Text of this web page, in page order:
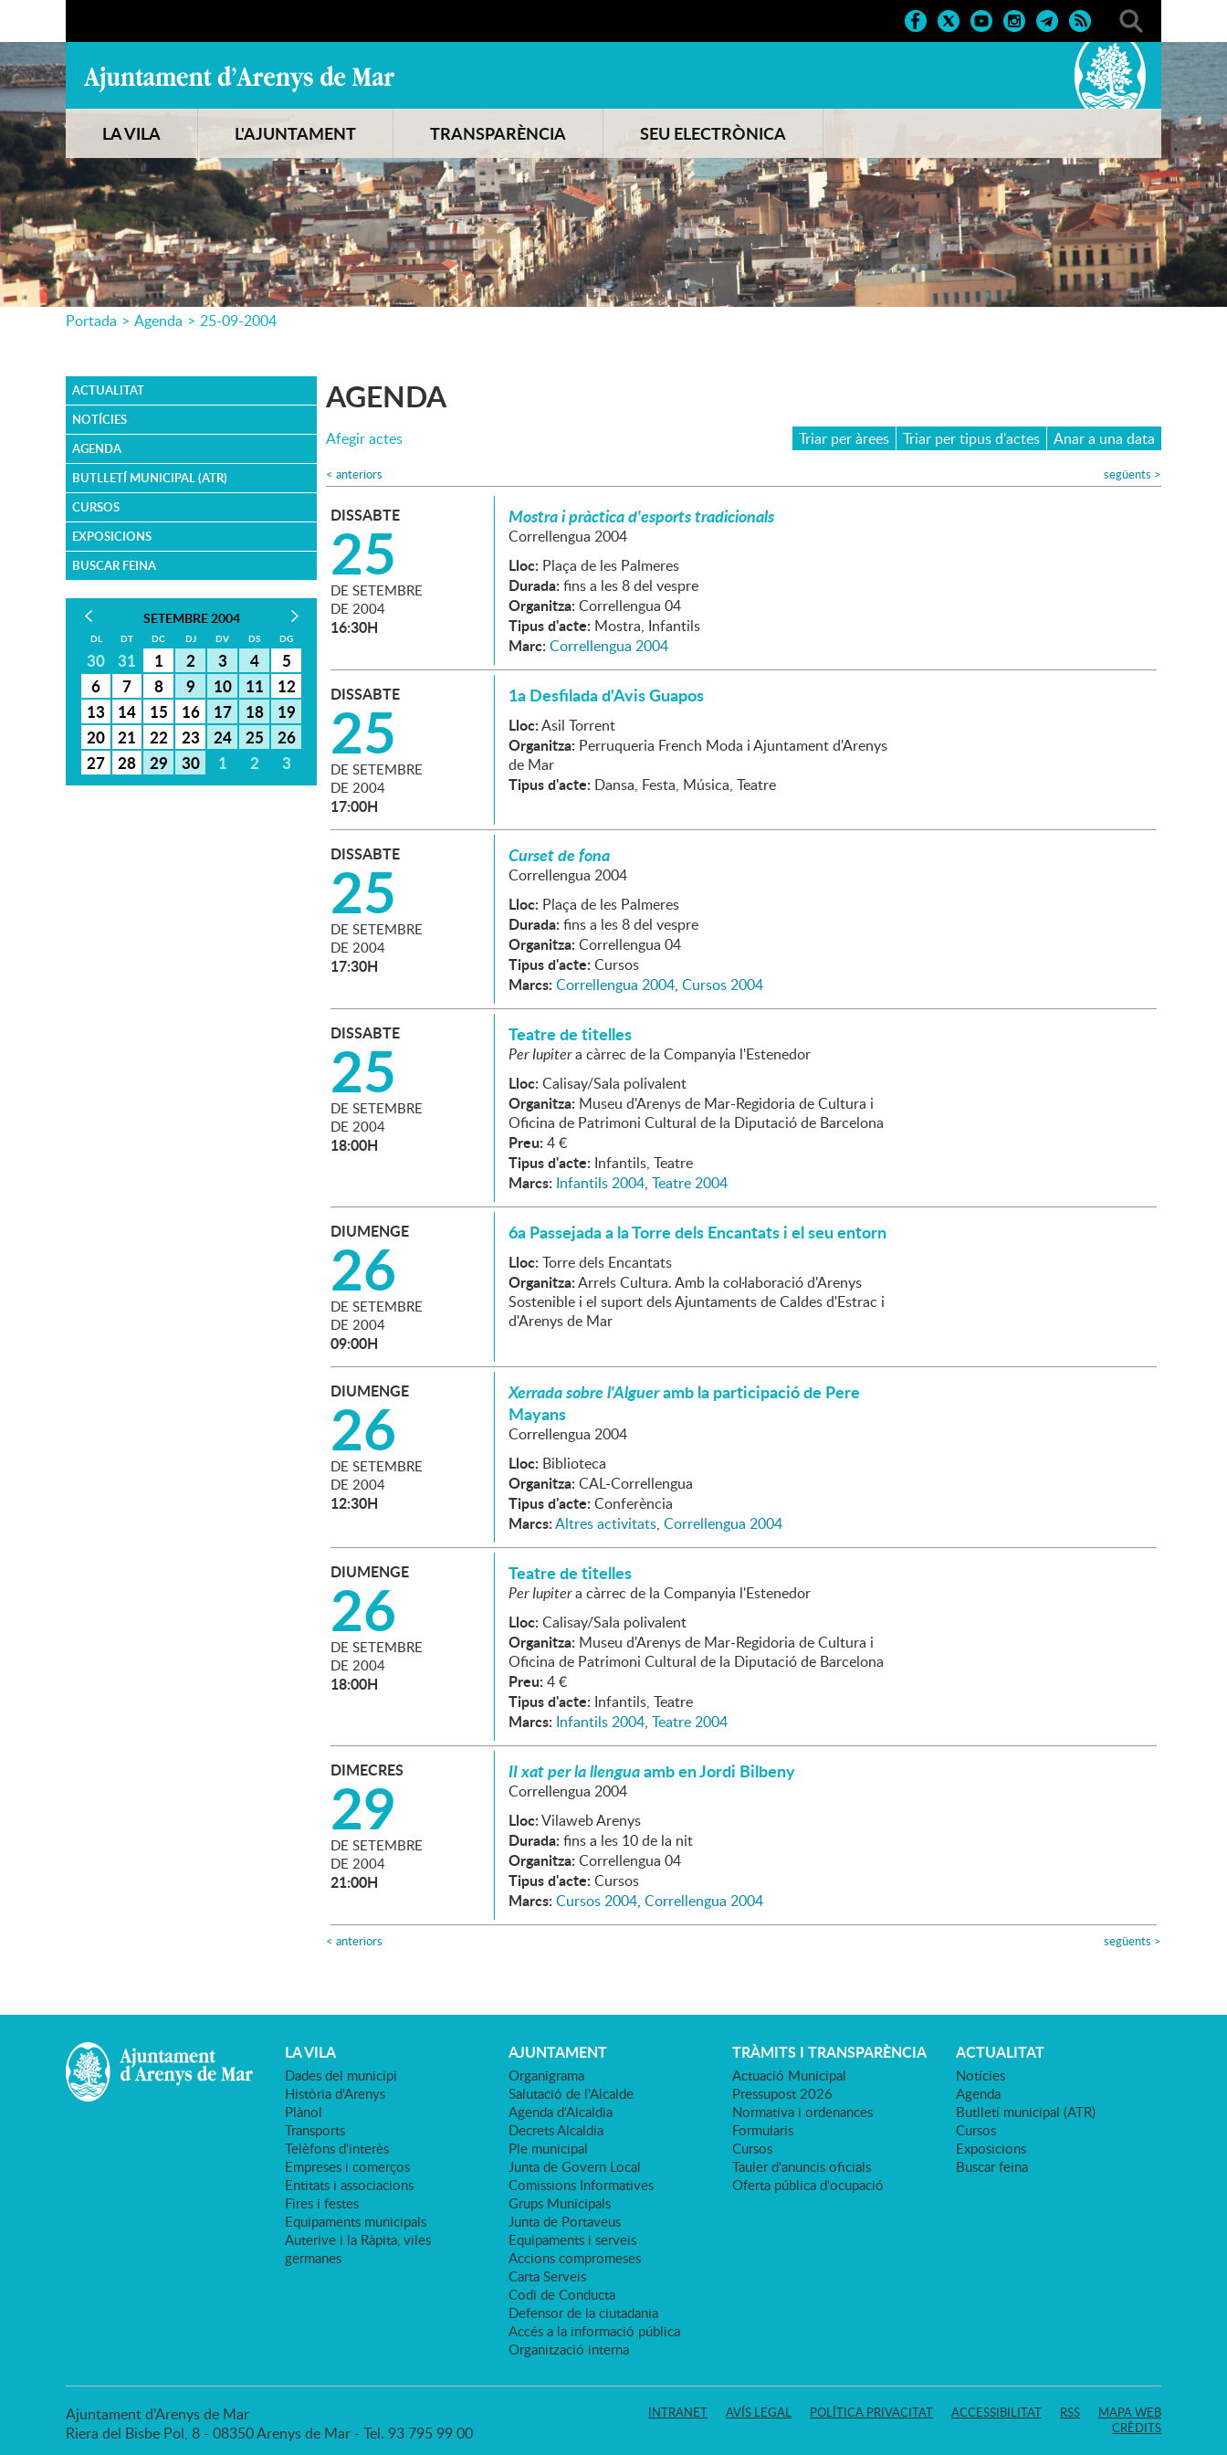
LA VILA L'AJUNTAMENT TRANSPARÈNCIA SEU ELECTRÒNICA
Portada > Agenda > 25-09-2004
ACTUALITAT
NOTÍCIES
AGENDA
BUTLLETÍ MUNICIPAL (ATR)
CURSOS
EXPOSICIONS
BUSCAR FEINA
SETEMBRE 2004
DL DT DC DJ DV DS DG
30 31 1 2 3 4
5
6
7 8 9 10 11
12
13
14 15 16 17 18
19
20 21 22 23 24 25
26
27 28 29 30 1 2 3
AGENDA
Afegir actes Triar per àrees Triar per tipus d'actes Anar a una data
< anteriors següents >
DISSABTE
25
DE SETEMBRE
DE 2004
16:30H
Mostra i pràctica d'esports tradicionals
Correllengua 2004
Lloc: Plaça de les Palmeres
Durada: fins a les 8 del vespre
Organitza: Correllengua 04
Tipus d'acte: Mostra, Infantils
Marc: Correllengua 2004
DISSABTE
25
DE SETEMBRE
DE 2004
17:00H
1a Desfilada d'Avis Guapos
Lloc:Asil Torrent
Organitza: Perruqueria French Moda i Ajuntament d'Arenys
de Mar
Tipus d'acte: Dansa, Festa, Música, Teatre
DISSABTE
25
DE SETEMBRE
DE 2004
17:30H
Curset de fona
Correllengua 2004
Lloc: Plaça de les Palmeres
Durada: fins a les 8 del vespre
Organitza: Correllengua 04
Tipus d'acte: Cursos
Marcs: Correllengua 2004, Cursos 2004
DISSABTE
25
DE SETEMBRE
DE 2004
18:00H
Teatre de titelles
Per Iupitera càrrec de la Companyia l'Estenedor
Lloc: Calisay/Sala polivalent
Organitza: Museu d'Arenys de Mar-Regidoria de Cultura i
Oficina de Patrimoni Cultural de la Diputació de Barcelona
Preu: 4 €
Tipus d'acte: Infantils, Teatre
Marcs: Infantils 2004, Teatre 2004
DIUMENGE
26
DE SETEMBRE
DE 2004
09:00H
6a Passejada a la Torre dels Encantats i el seu entorn
Lloc: Torre dels Encantats
Organitza:Arrels Cultura. Amb la col·laboració d'Arenys
Sostenible i el suport dels Ajuntaments de Caldes d'Estrac i
d'Arenys de Mar
DIUMENGE
26
DE SETEMBRE
DE 2004
12:30H
Xerrada sobre l'Algueramb la participació de Pere
Mayans
Correllengua 2004
Lloc: Biblioteca
Organitza: CAL-Correllengua
Tipus d'acte: Conferència
Marcs:Altres activitats, Correllengua 2004
DIUMENGE
26
DE SETEMBRE
DE 2004
18:00H
Teatre de titelles
Per Iupitera càrrec de la Companyia l'Estenedor
Lloc: Calisay/Sala polivalent
Organitza: Museu d'Arenys de Mar-Regidoria de Cultura i
Oficina de Patrimoni Cultural de la Diputació de Barcelona
Preu: 4 €
Tipus d'acte: Infantils, Teatre
Marcs: Infantils 2004, Teatre 2004
DIMECRES
29
DE SETEMBRE
DE 2004
21:00H
II xat per la llenguaamb en Jordi Bilbeny
Correllengua 2004
Lloc:Vilaweb Arenys
Durada: fins a les 10 de la nit
Organitza: Correllengua 04
Tipus d'acte: Cursos
Marcs: Cursos 2004, Correllengua 2004
< anteriors següents >
LA VILA
Dades del municipi
Història d'Arenys
Plànol
Transports
Telèfons d'interès
Empreses i comerços
Entitats i associacions
Fires i festes
Equipaments municipals
Auterive i la Ràpita, viles
germanes
AJUNTAMENT
Organigrama
Salutació de l'Alcalde
Agenda d'Alcaldia
Decrets Alcaldia
Ple municipal
Junta de Govern Local
Comissions Informatives
Grups Municipals
Junta de Portaveus
Equipaments i serveis
Accions compromeses
Carta Serveis
Codi de Conducta
Defensor de la ciutadania
Accés a la informació pública
Organització interna
TRÀMITS I TRANSPARÈNCIA
Actuació Municipal
Pressupost 2026
Normativa i ordenances
Formularis
Cursos
Tauler d'anuncis oficials
Oferta pública d'ocupació
ACTUALITAT
Notícies
Agenda
Butlletí municipal (ATR)
Cursos
Exposicions
Buscar feina
Ajuntament d'Arenys de Mar
Riera del Bisbe Pol, 8 - 08350 Arenys de Mar - Tel. 93 795 99 00
INTRANET AVÍS LEGAL POLÍTICA PRIVACITAT ACCESSIBILITAT RSS
MAPA WEB
CRÈDITS